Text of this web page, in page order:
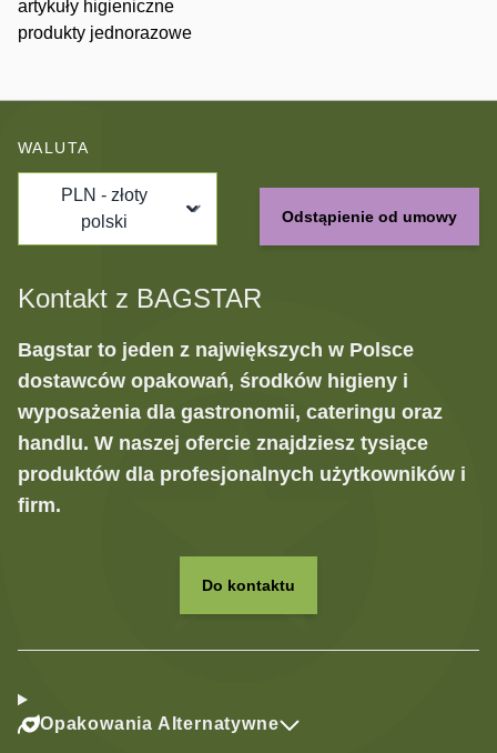
artykuły higieniczne
produkty jednorazowe
WALUTA
PLN - złoty
polski
Odstąpienie od umowy
Kontakt z BAGSTAR
Bagstar to jeden z największych w Polsce
dostawców opakowań, środków higieny i
wyposażenia dla gastronomii, cateringu oraz
handlu. W naszej ofercie znajdziesz tysiące
produktów dla profesjonalnych użytkowników i
firm.
Do kontaktu
Opakowania Alternatywne